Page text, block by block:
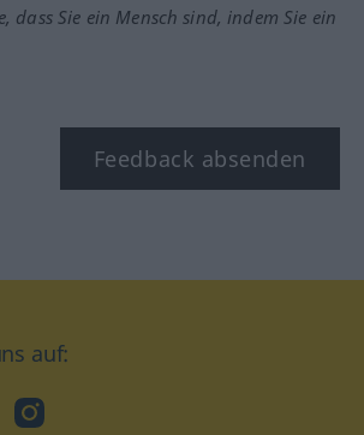
dass Sie ein Mensch sind, indem Sie ein
Feedback absenden
auf:
Instagram